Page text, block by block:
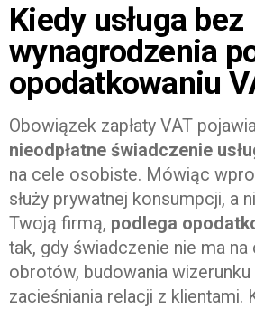
Kiedy usługa bez
wynagrodzenia
opodatkowaniu
Obowiązek zapłaty VAT
nieodpłatne świadczenie
na cele osobiste. Mówiąc
służy prywatnej konsumpcji, a
Twoją firmą, podlega
tak, gdy świadczenie nie ma
obrotów, budowania
zacieśniania relacji z klientami.